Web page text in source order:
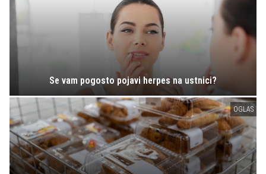
Se vam pogosto pojavi herpes na ustnici?
OGLAS